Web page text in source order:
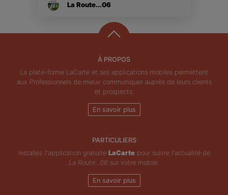
La Route...06
À PROPOS
La plate-forme LaCarte et ses applications mobiles permettent
aux Professionnels de mieux communiquer auprès de leurs clients
et prospects.
En savoir plus
PARTICULIERS
Installez l'application gratuite LaCartepour suivre l'actualité de
La Route...06 sur votre mobile.
En savoir plus